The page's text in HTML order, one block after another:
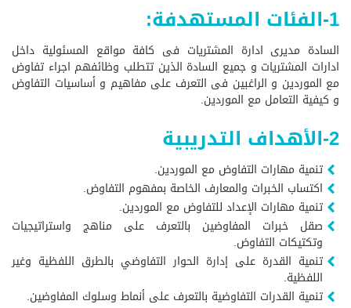
1-الفئات المستهدفة:
السادة مديرى ادارة المشتريات فى كافة مواقع المسئولية داخل
ادارات المشتريات و جميع السادة الذين تتطلب وظائفهم اجراء تفاوض
مع الموردين و الراغبين فى التعرف على مفاهيم و أساسيات التفاوض
و كيفية التعامل مع الموردين.
2-الأهداف التدريبية
تنمية مهارات التفاوض مع الموردين.
اكتساب الخبرات والمعارف الخاصة بمفهوم التفاوض.
تنمية مهارات الإعداد للتفاوض مع الموردين.
صقل خبرات المفاوضين بالتعرف على مناهج واستراتيجيات
وتكتيكات التفاوض.
تنمية القدرة على إدارة الحوار التفاوضي بالطرق اللفظية وغير
اللفظية.
تنمية القدرات التفاوضية بالتعرف على أنماط وسلوك المفاوضين.